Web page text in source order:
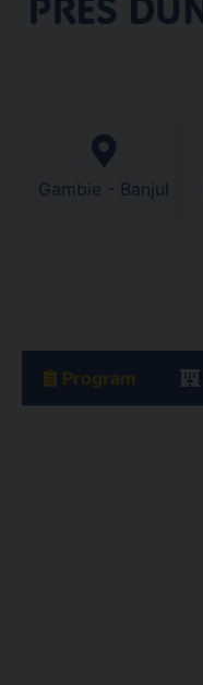
PŘES
Gambie - Banjul
Program